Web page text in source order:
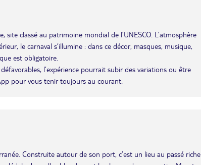
site classé au patrimoine mondial de l’UNESCO. L’atmosphère
le carnaval s’illumine : dans ce décor, masques, musique,
est obligatoire.
l’expérience pourrait subir des variations ou être
pour vous tenir toujours au courant.
Construite autour de son port, c’est un lieu au passé riche